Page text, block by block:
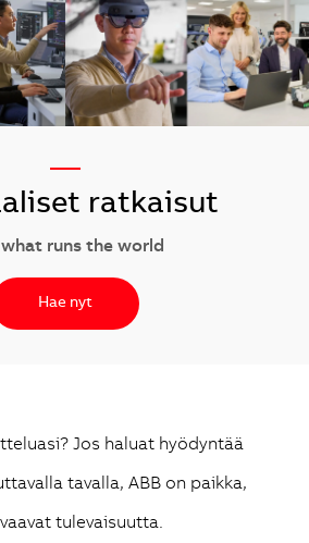
—
ratkaisut
what runs the world
Hae nyt
Jos haluat hyödyntää
tavalla, ABB on paikka,
tulevaisuutta.